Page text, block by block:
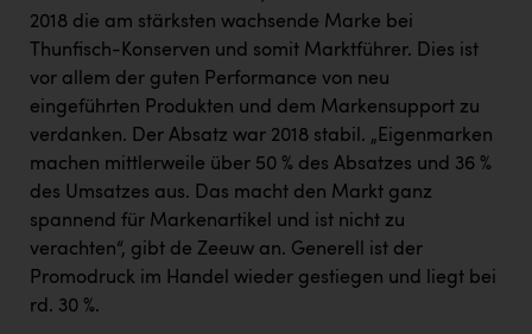
2018 die am stärksten wachsende Marke bei
Thunfisch-Konserven und somit Marktführer. Dies ist
vor allem der guten Performance von neu
eingeführten Produkten und dem Markensupport zu
verdanken. Der Absatz war 2018 stabil. „Eigenmarken
machen mittlerweile über 50 % des Absatzes und 36 %
des Umsatzes aus. Das macht den Markt ganz
spannend für Markenartikel und ist nicht zu
verachten“, gibt de Zeeuw an. Generell ist der
Promodruck im Handel wieder gestiegen und liegt bei
rd. 30 %.